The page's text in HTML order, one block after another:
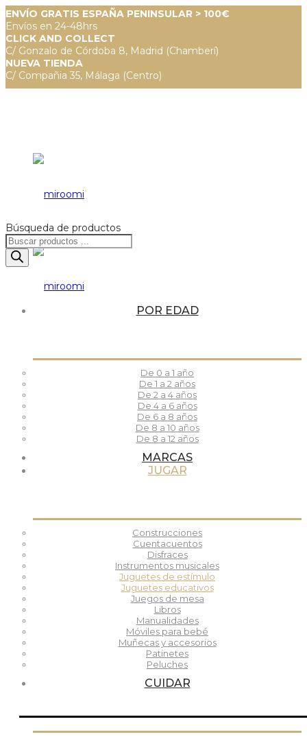
ENVÍO GRATIS ESPAÑA PENINSULAR > 100€
Envíos en 24-48hrs
CLICK AND COLLECT
C/ Gonzalo de Córdoba 8, Madrid (Chamberí)
NUEVA TIENDA
C/ Compañia 35, Málaga (Centro)
Búsqueda de productos
POR EDAD
De 0 a 1 año
De 1 a 2 años
De 2 a 4 años
De 4 a 6 años
De 6 a 8 años
De 8 a 10 años
De 8 a 12 años
MARCAS
JUGAR
Construcciones
Cuentacuentos
Disfraces
Instrumentos musicales
Juguetes de estímulo
Juguetes educativos
Juegos de mesa
Libros
Manualidades
Móviles para bebé
Muñecas y accesorios
Patinetes
Peluches
CUIDAR